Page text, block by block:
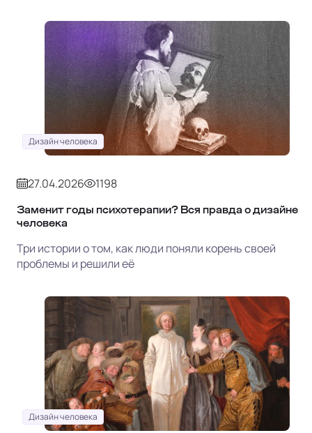
Дизайн человека
27.04.2026 1198
Заменит годы психотерапии? Вся правда о дизайне
человека
Три истории о том, как люди поняли корень своей
проблемы и решили её
Дизайн человека